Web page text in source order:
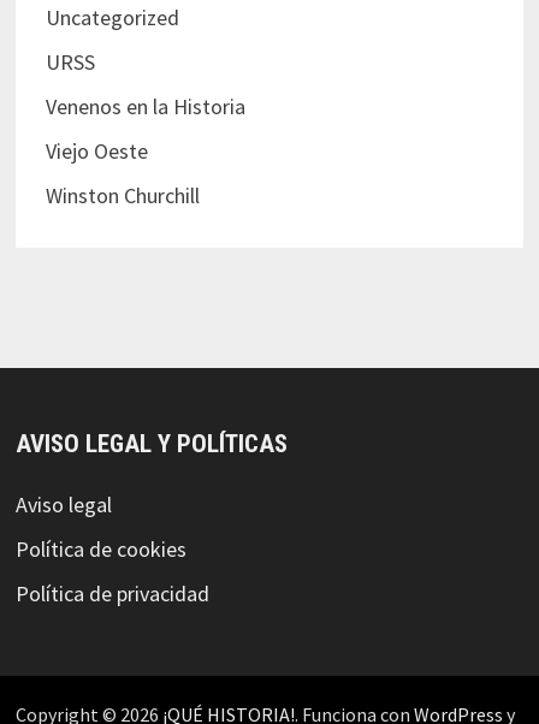
Uncategorized
URSS
Venenos en la Historia
Viejo Oeste
Winston Churchill
AVISO LEGAL Y POLÍTICAS
Aviso legal
Política de cookies
Política de privacidad
Copyright © 2026 ¡QUÉ HISTORIA!. Funciona con WordPress y